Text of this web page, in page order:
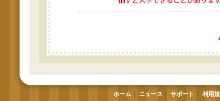
ホーム ニュース サポート 利用